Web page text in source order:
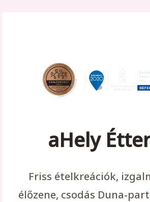
aHely
Friss ételkreációk,
élőzene, csodás Duna-